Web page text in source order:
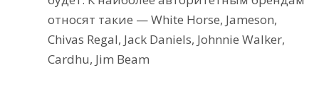
относят такие — White Horse, Jameson,
Chivas Regal, Jack Daniels, Johnnie Walker,
Cardhu, Jim Beam